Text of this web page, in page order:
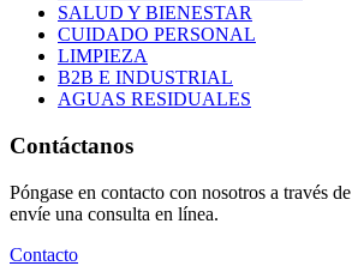
SALUD Y BIENESTAR
CUIDADO PERSONAL
LIMPIEZA
B2B E INDUSTRIAL
AGUAS RESIDUALES
Contáctanos
Póngase en contacto con nosotros a través
envíe una consulta en línea.
Contacto